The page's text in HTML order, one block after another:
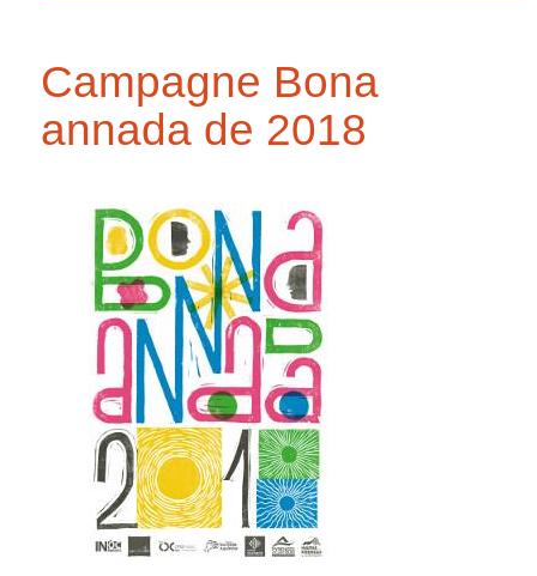
Campagne Bona
annada de 2018